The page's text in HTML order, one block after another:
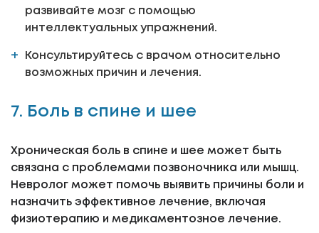
развивайте мозг с помощью
интеллектуальных упражнений.
Консультируйтесь с врачом относительно
возможных причин и лечения.
7. Боль в спине и шее
Хроническая боль в спине и шее может быть
связана с проблемами позвоночника или мышц.
Невролог может помочь выявить причины боли и
назначить эффективное лечение, включая
физиотерапию и медикаментозное лечение.